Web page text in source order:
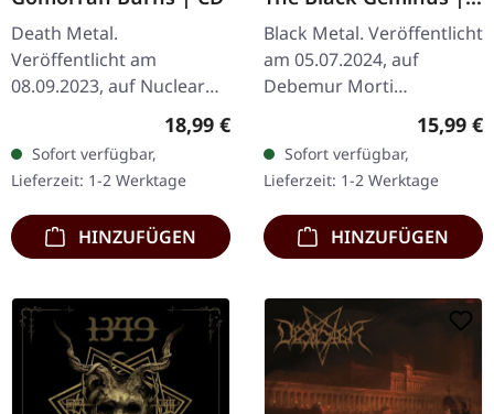
Death Metal.
Veröffentlicht am
08.09.2023, auf Nuclear
Blast Records. CD im
Jewelcase. Die Extreme-
Metal-Legenden
Cryptopsy aus Montreal
kehren mit…
Regulärer Preis:
18,99 €
Sofort verfügbar,
Lieferzeit: 1-2 Werktage
HINZUFÜGEN
DIGIPAK CD
Black Metal. Veröffentlicht
am 05.07.2024, auf
Debemur Morti
Productions. CD im
weithin verehrten
"Melinoë" aus dem Jahr
2020…
15,99 €
Sofort verfügbar,
Lieferzeit: 1-2 Werktage
HINZUFÜGEN